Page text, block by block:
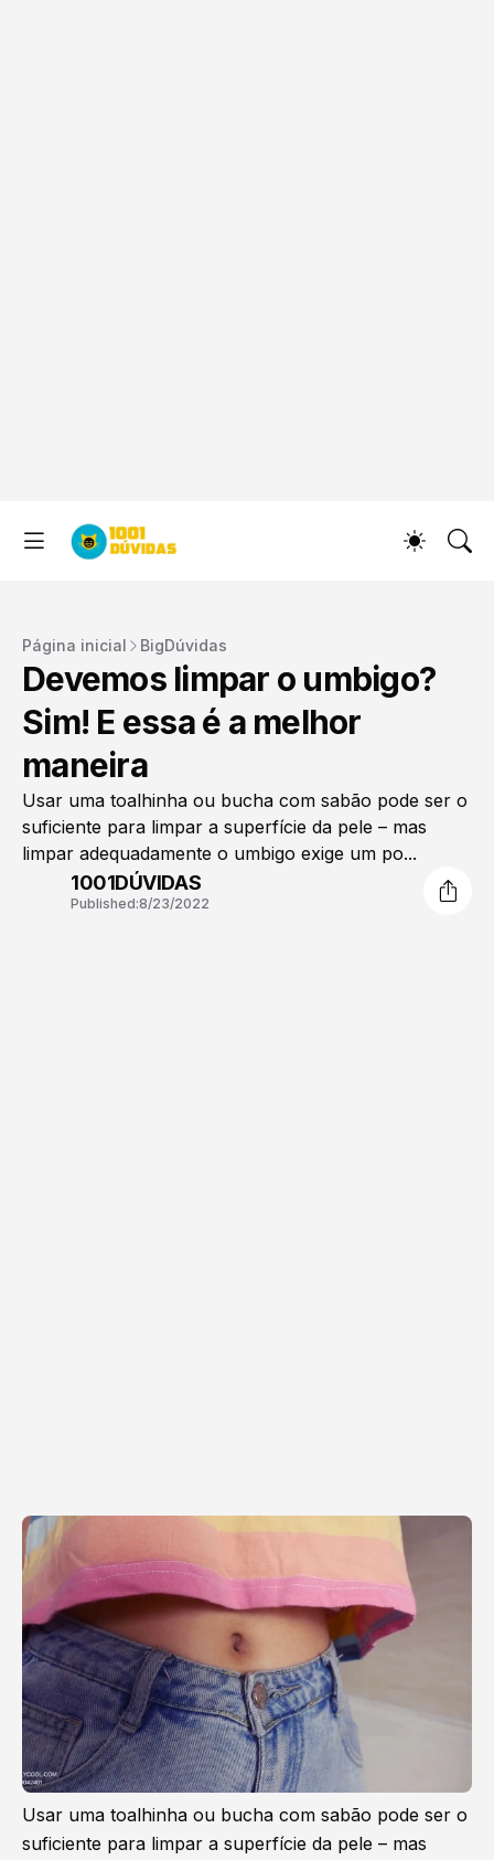
Página inicial BigDúvidas
Devemos limpar o umbigo?
Sim! E essa é a melhor
maneira
Usar uma toalhinha ou bucha com sabão pode ser o
suficiente para limpar a superfície da pele – mas
limpar adequadamente o umbigo exige um po...
1001DÚVIDAS
Published:8/23/2022
Usar uma toalhinha ou bucha com sabão pode ser o
suficiente para limpar a superfície da pele – mas